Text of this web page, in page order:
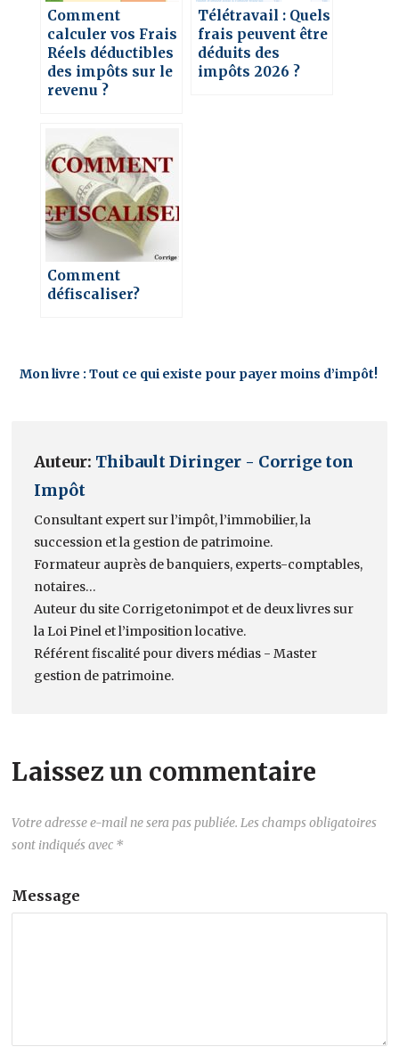
Comment
calculer vos Frais
Réels déductibles
des impôts sur le
revenu ?
Télétravail : Quels
frais peuvent être
déduits des
impôts 2026 ?
Comment
défiscaliser?
Mon livre : Tout ce qui existe pour payer moins d’impôt!
Auteur: Thibault Diringer - Corrige ton
Impôt
Consultant expert sur l’impôt, l’immobilier, la
succession et la gestion de patrimoine.
Formateur auprès de banquiers, experts-comptables,
notaires…
Auteur du site Corrigetonimpot et de deux livres sur
la Loi Pinel et l’imposition locative.
Référent fiscalité pour divers médias - Master
gestion de patrimoine.
Laissez un commentaire
Votre adresse e-mail ne sera pas publiée. Les champs obligatoires
sont indiqués avec *
Message